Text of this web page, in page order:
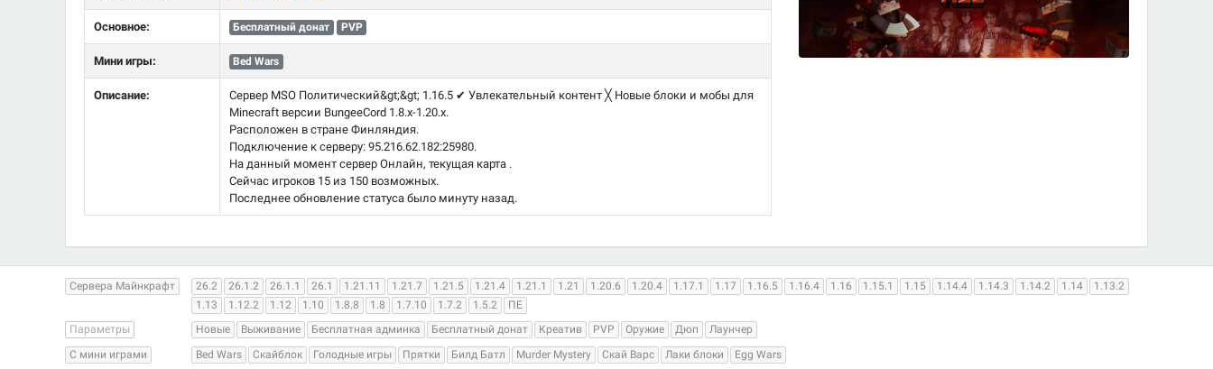
Основное: Бесплатный донат PVP
Мини игры: Bed Wars
Описание:
Сервер MSO Политический&gt;&gt; 1.16.5 ✔ Увлекательный контент ╳ Новые блоки и мобы для
Minecraft версии BungeeCord 1.8.x-1.20.x.
Расположен в стране Финляндия.
Подключение к серверу: 95.216.62.182:25980.
На данный момент сервер Онлайн, текущая карта .
Сейчас игроков 15 из 150 возможных.
Последнее обновление статуса было минуту назад.
Сервера Майнкрафт 26.2 26.1.2 26.1.1 26.1 1.21.11 1.21.7 1.21.5 1.21.4 1.21.1 1.21 1.20.6 1.20.4 1.17.1 1.17 1.16.5 1.16.4 1.16 1.15.1 1.15 1.14.4 1.14.3 1.14.2 1.14
1.13.2
1.13
1.12.2 1.12 1.10 1.8.8 1.8 1.7.10 1.7.2 1.5.2
ПЕ
Параметры
Новые Выживание Бесплатная админка Бесплатный донат Креатив PVP Оружие Дюп
Лаунчер
С мини играми
Bed Wars Скайблок Голодные игры Прятки Билд Батл Murder Mystery Скай Варс Лаки блоки Egg Wars